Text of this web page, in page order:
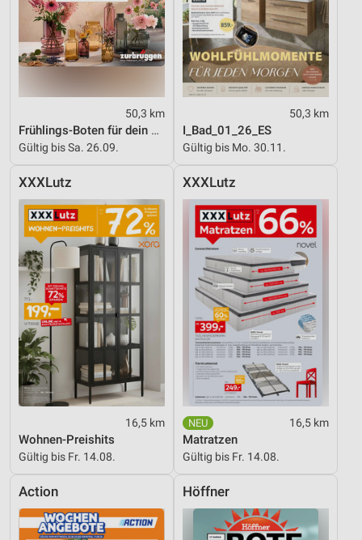
50,3 km
Frühlings-Boten für dein Zuhause
Gültig bis Sa. 26.09.
50,3 km
I_Bad_01_26_ES
Gültig bis Mo. 30.11.
XXXLutz
16,5 km
Wohnen-Preishits
Gültig bis Fr. 14.08.
XXXLutz
16,5 km
Matratzen
Gültig bis Fr. 14.08.
Action Höffner